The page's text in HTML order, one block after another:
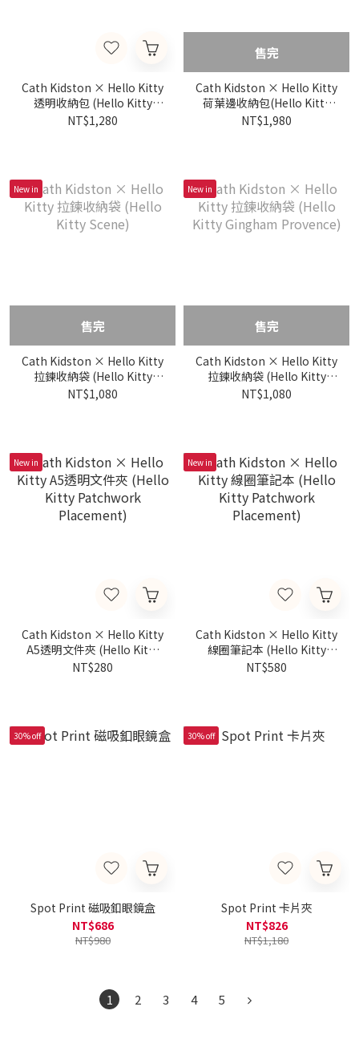
Cath Kidston × Hello Kitty
透明收納包 (Hello Kitty
Gingham Provence)
NT$1,280
售完
Cath Kidston × Hello Kitty
荷葉邊收納包(Hello Kitty
Gingham Provence Pink)
NT$1,980
New in
售完
Cath Kidston × Hello Kitty
拉鍊收納袋 (Hello Kitty
Scene)
NT$1,080
New in
售完
Cath Kidston × Hello Kitty
拉鍊收納袋 (Hello Kitty
Gingham Provence)
NT$1,080
New in
Cath Kidston × Hello Kitty
A5透明文件夾 (Hello Kitty
Patchwork Placement)
NT$280
New in
Cath Kidston × Hello Kitty
線圈筆記本 (Hello Kitty
Patchwork Placement)
NT$580
30% off
Spot Print 磁吸釦眼鏡盒
NT$686
NT$980
30% off
Spot Print 卡片夾
NT$826
NT$1,180
1 2 3 4 5